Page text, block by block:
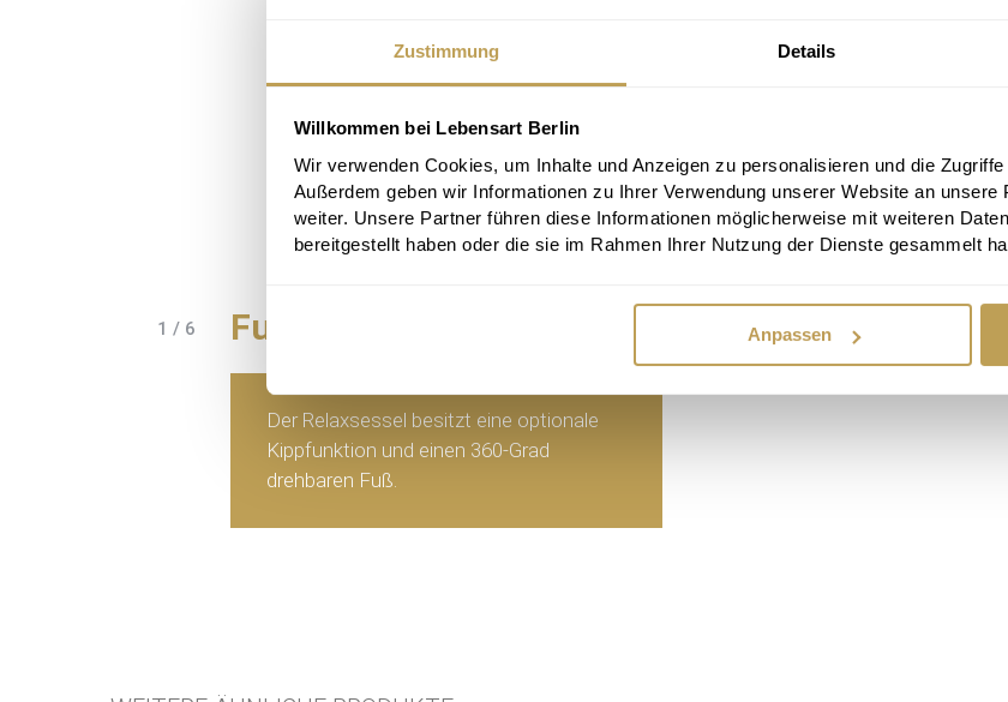
Zustimmung Details
Willkommen bei Lebensart Berlin
Wir verwenden Cookies, um Inhalte und Anzeigen zu personalisieren und die
Außerdem geben wir Informationen zu Ihrer Verwendung unserer Website an unsere
weiter. Unsere Partner führen diese Informationen möglicherweise mit weiteren
bereitgestellt haben oder die sie im Rahmen Ihrer Nutzung der Dienste gesammelt
Anpassen
1 / 6 Funktion
Der Relaxsessel besitzt eine optionale
Kippfunktion und einen 360-Grad
drehbaren Fuß.